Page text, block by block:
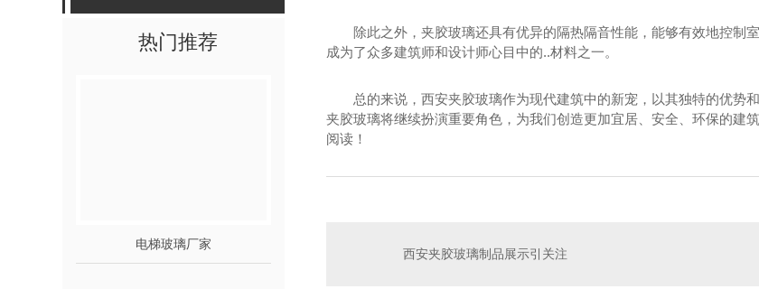
热门推荐
电梯玻璃厂家
除此之外，夹胶玻璃还具有优异的隔热隔音性能，能够有效地控制
成为了众多建筑师和设计师心目中的..材料之一。
总的来说，西安夹胶玻璃作为现代建筑中的新宠，以其独特的优势
夹胶玻璃将继续扮演重要角色，为我们创造更加宜居、安全、环保的建
阅读！
西安夹胶玻璃制品展示引关注